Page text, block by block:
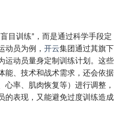
目训练”，而是通过科学手段定
动员为例， 开云集团通过其旗下
运动员量身定制训练计划。这些
能、技术和战术需求，还会依据
心率、肌肉恢复等）进行调整，
的表现，又能避免过度训练造成